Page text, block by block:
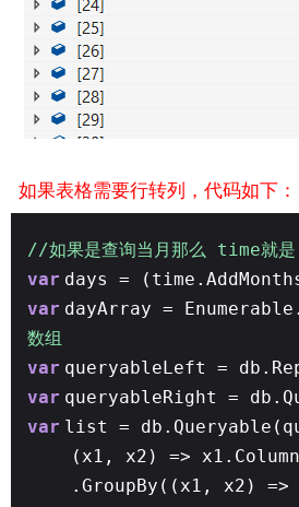
如果表格需要行转列，代码如下：
//如果是查询当月那么 time就
var days =
var dayArray =
数组
var queryableLeft =
var queryableRight =
var list =
(x1, x2) =>
.GroupBy((x1, x2) =>